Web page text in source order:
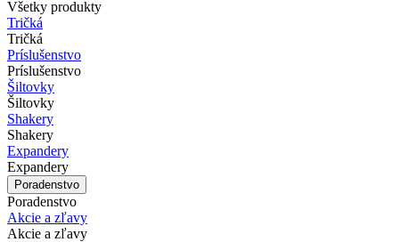
Všetky produkty
Tričká
Tričká
Príslušenstvo
Príslušenstvo
Šiltovky
Šiltovky
Shakery
Shakery
Expandery
Expandery
Poradenstvo
Poradenstvo
Akcie a zľavy
Akcie a zľavy